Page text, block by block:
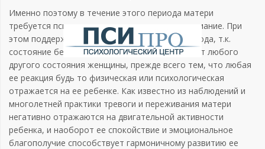
Именно поэтому в течение этого периода матери
требуется психологическая поддержка и понимание. При
этом поддержка нужна совершенно особого рода, т.к.
состояние беременности сильно отличается от любого
другого состояния женщины, прежде всего тем, что любая
ее реакция будь то физическая или психологическая
отражается на ее ребенке. Как известно из наблюдений и
многолетней практики тревоги и переживания матери
негативно отражаются на двигательной активности
ребенка, и наоборот ее спокойствие и эмоциональное
благополучие способствует гармоничному развитию ее